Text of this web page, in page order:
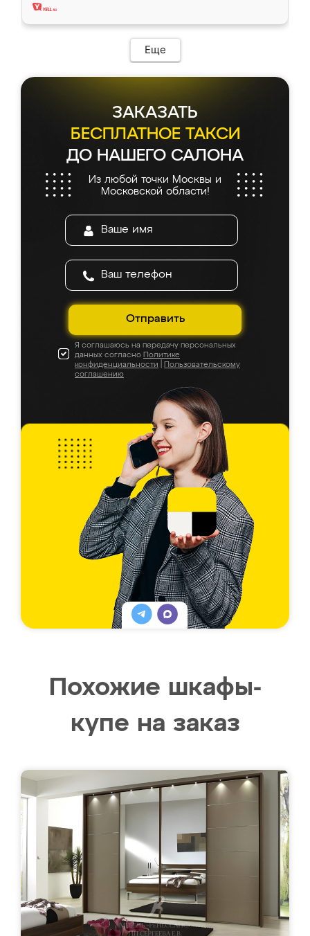
Еще
ЗАКАЗАТЬ
БЕСПЛАТНОЕ ТАКСИ
ДО НАШЕГО САЛОНА
Из любой точки Москвы и
Московской области!
Отправить
Я соглашаюсь на передачу персональных
данных согласно Политике
конфиденциальности
Пользовательскому
соглашению
Похожие шкафы-
купе на заказ